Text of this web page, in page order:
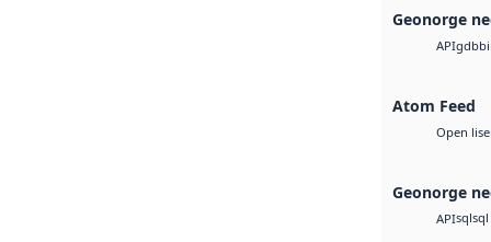
Geonorge
APIgdb
Atom Feed
Open
Geonorge
APIsqlsql